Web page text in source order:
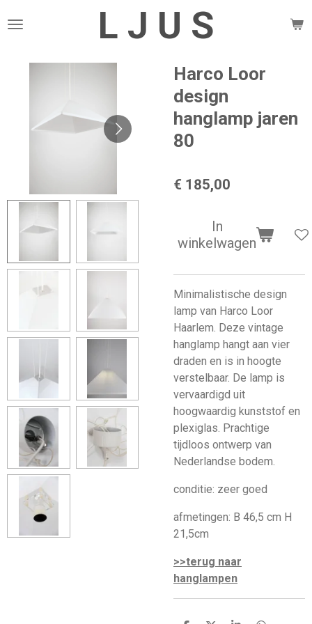
direct
L J U S
Harco Loor
design
hanglamp jaren
80
€ 185,00
In
winkelwagen
Minimalistische design
lamp van Harco Loor
Haarlem. Deze vintage
hanglamp hangt aan vier
draden en is in hoogte
verstelbaar. De lamp is
vervaardigd uit
hoogwaardig kunststof en
plexiglas. Prachtige
tijdloos ontwerp van
Nederlandse bodem.
conditie: zeer goed
afmetingen: B 46,5 cm H
21,5cm
>>terug naar
hanglampen